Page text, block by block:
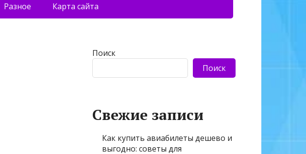
Разное Карта сайта
Поиск
Поиск
Свежие записи
Как купить авиабилеты дешево и
выгодно: советы для